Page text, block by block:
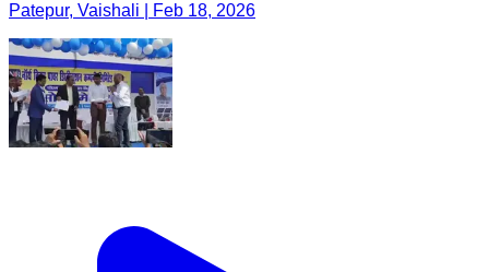
Patepur, Vaishali | Feb 18, 2026